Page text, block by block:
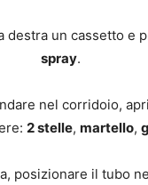
destra un cassetto e
spray.
nel corridoio,
2 stelle, martello,
posizionare il tubo